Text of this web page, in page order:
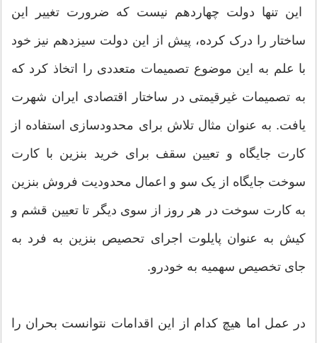
این تنها دولت چهاردهم نیست که ضرورت تغییر این
ساختار را درک کرده، پیش از این دولت سیزدهم نیز خود
با علم به این موضوع تصمیمات متعددی را اتخاذ کرد که
به تصمیمات غیرقیمتی در ساختار اقتصادی ایران شهرت
یافت. به عنوان مثال تلاش برای محدودسازی استفاده از
کارت جایگاه و تعیین سقف برای خرید بنزین با کارت
سوخت جایگاه از یک سو و اعمال محدودیت فروش بنزین
به کارت سوخت در هر روز از سوی دیگر تا تعیین قشم و
کیش به عنوان پایلوت اجرای تحصیص بنزین به فرد به
جای تخصیص سهمیه به خودرو.
در عمل اما هیچ کدام از این اقدامات نتوانست بحران را